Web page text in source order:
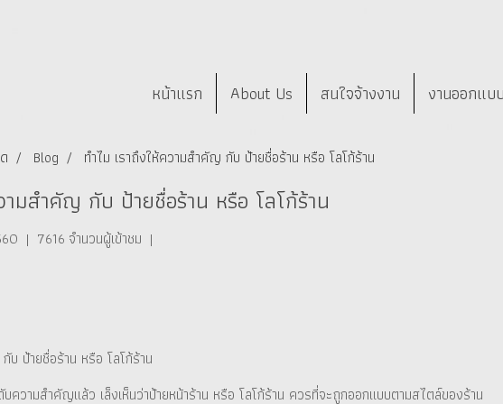
หน้าแรก About Us สนใจจ้างงาน งานออกแบบ
Blog ทำไม เราถึงให้ความสำคัญ กับ ป้ายชื่อร้าน หรือ โลโก้ร้าน
ามสำคัญ กับ ป้ายชื่อร้าน หรือ โลโก้ร้าน
| 7616 จำนวนผู้เข้าชม |
บ ป้ายชื่อร้าน หรือ โลโก้ร้าน
ความสำคัญแล้ว เล็งเห็นว่าป้ายหน้าร้าน หรือ โลโก้ร้าน ควรที่จะถูกออกแบบตามสไตล์ของร้าน